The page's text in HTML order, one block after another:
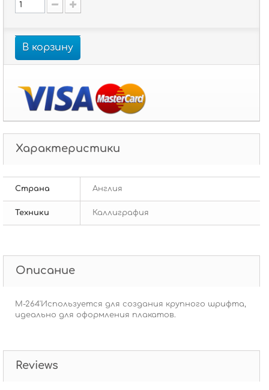
В корзину
Характеристики
Страна Англия
Техники Каллиграфия
Описание
M-264'Используется для создания крупного шрифта,
идеально для оформления плакатов.
Reviews